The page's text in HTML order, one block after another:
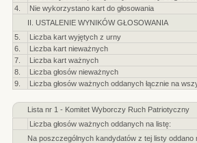
4.
Nie wykorzystano kart do głosowania
II. USTALENIE WYNIKÓW GŁOSOWANIA
5.
Liczba kart wyjętych z urny
6.
Liczba kart nieważnych
7.
Liczba kart ważnych
8.
Liczba głosów nieważnych
9.
Liczba głosów ważnych oddanych łącznie na
Lista nr 1 - Komitet Wyborczy Ruch Patriotyczny
Liczba głosów ważnych oddanych na listę:
Na poszczególnych kandydatów z tej listy oddano